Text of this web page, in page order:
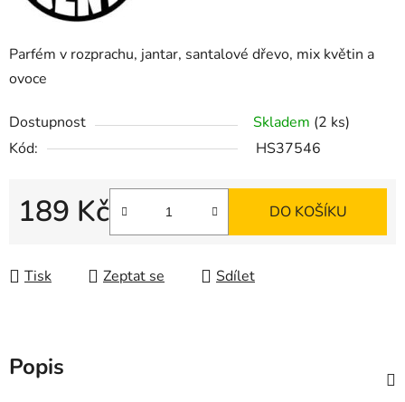
Parfém v rozprachu, jantar, santalové dřevo, mix květin a
ovoce
Dostupnost Skladem (2 ks)
Kód:
HS37546
189 Kč DO KOŠÍKU
Tisk Zeptat se Sdílet
Popis